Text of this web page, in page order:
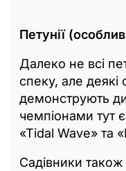
Петунії
Далеко не всі
спеку, але деякі
демонструють
чемпіонами тут
«Tidal Wave» та
Садівники також